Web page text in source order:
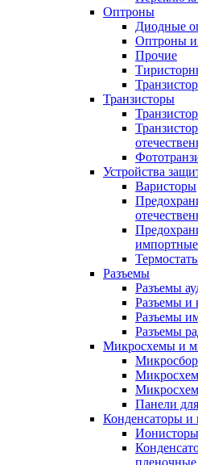
Оптроны
Диодные
Оптроны
Прочие
Транзисторы
Устройства
Варисторы
импортные
Разъемы
Разъемы
Разъемы и
Разъемы
Разъемы
Микросхемы и
Панели
Конденсаторы и
Ионисторы